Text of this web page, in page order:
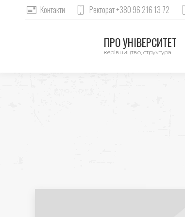
Контакти Ректорат +380 96 216 13 72
ПРО УНІВЕРСИТЕТ
керівництво, структура